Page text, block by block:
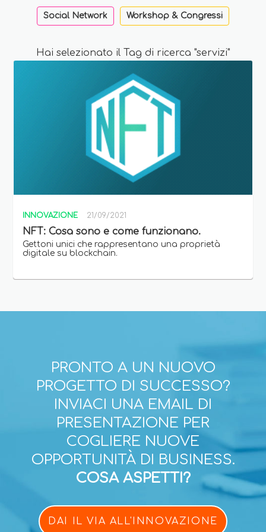
Social Network Workshop & Congressi
Hai selezionato il Tag di ricerca "servizi"
INNOVAZIONE 21/09/2021
NFT: Cosa sono e come funzionano.
Gettoni unici che rappresentano una proprietà
digitale su blockchain.
PRONTO A UN NUOVO
PROGETTO DI SUCCESSO?
INVIACI UNA EMAIL DI
PRESENTAZIONE PER
COGLIERE NUOVE
OPPORTUNITÀ DI BUSINESS.
COSA ASPETTI?
DAI IL VIA ALL'INNOVAZIONE